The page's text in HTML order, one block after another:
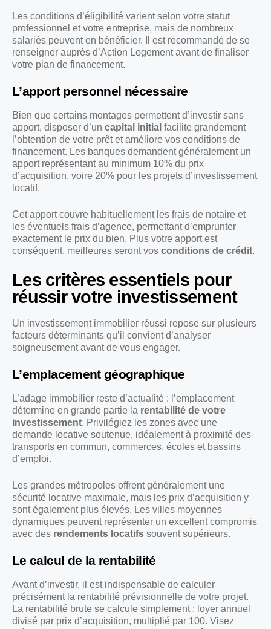
Les conditions d’éligibilité varient selon votre statut
professionnel et votre entreprise, mais de nombreux
salariés peuvent en bénéficier. Il est recommandé de se
renseigner auprès d’Action Logement avant de finaliser
votre plan de financement.
L’apport personnel nécessaire
Bien que certains montages permettent d’investir sans
apport, disposer d’un capital initial facilite grandement
l’obtention de votre prêt et améliore vos conditions de
financement. Les banques demandent généralement un
apport représentant au minimum 10% du prix
d’acquisition, voire 20% pour les projets d’investissement
locatif.
Cet apport couvre habituellement les frais de notaire et
les éventuels frais d’agence, permettant d’emprunter
exactement le prix du bien. Plus votre apport est
conséquent, meilleures seront vos conditions de crédit.
Les critères essentiels pour
réussir votre investissement
Un investissement immobilier réussi repose sur plusieurs
facteurs déterminants qu’il convient d’analyser
soigneusement avant de vous engager.
L’emplacement géographique
L’adage immobilier reste d’actualité : l’emplacement
détermine en grande partie la rentabilité de votre
investissement. Privilégiez les zones avec une
demande locative soutenue, idéalement à proximité des
transports en commun, commerces, écoles et bassins
d’emploi.
Les grandes métropoles offrent généralement une
sécurité locative maximale, mais les prix d’acquisition y
sont également plus élevés. Les villes moyennes
dynamiques peuvent représenter un excellent compromis
avec des rendements locatifs souvent supérieurs.
Le calcul de la rentabilité
Avant d’investir, il est indispensable de calculer
précisément la rentabilité prévisionnelle de votre projet.
La rentabilité brute se calcule simplement : loyer annuel
divisé par prix d’acquisition, multiplié par 100. Visez